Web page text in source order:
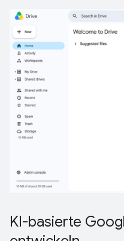
KI-basierte